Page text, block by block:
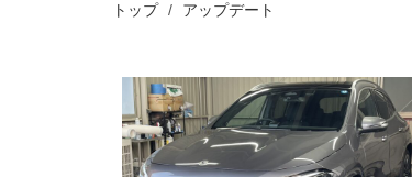
トップ アップデート